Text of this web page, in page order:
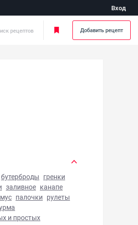
Вход
рецептов Добавить рецепт
соус к мясу - фото готового блюда
бутерброды гренки
заливное канапе
палочки рулеты
и простых